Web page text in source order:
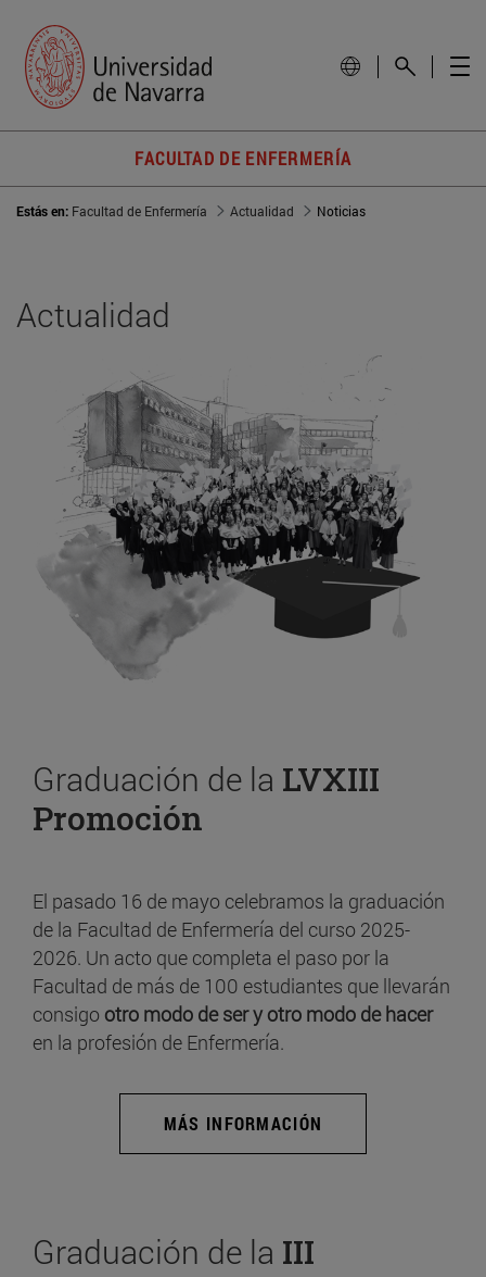
FACULTAD DE ENFERMERÍA
Estás en: Facultad de Enfermería Actualidad Noticias
Actualidad
Graduación de la LVXIII
Promoción
El pasado 16 de mayo celebramos la graduación
de la Facultad de Enfermería del curso 2025-
2026. Un acto que completa el paso por la
Facultad de más de 100 estudiantes que llevarán
consigo otro modo de ser y otro modo de hacer
en la profesión de Enfermería.
MÁS INFORMACIÓN
Graduación de la III